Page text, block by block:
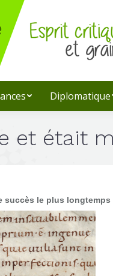
Diplomatique
et était
le plus longtemps